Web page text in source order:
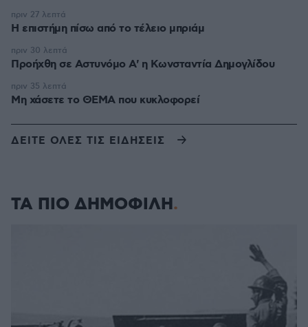
Η επιστήμη πίσω από το τέλειο μπριάμ
πριν 27 λεπτά
Προήχθη σε Αστυνόμο Α' η Κωνσταντία Δημογλίδου
πριν 30 λεπτά
Μη χάσετε το ΘΕΜΑ που κυκλοφορεί
πριν 35 λεπτά
ΔΕΙΤΕ ΟΛΕΣ ΤΙΣ ΕΙΔΗΣΕΙΣ
ΤΑ ΠΙΟ ΔΗΜΟΦΙΛΗ